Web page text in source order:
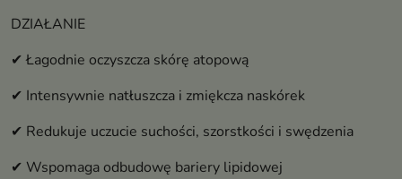
DZIAŁANIE
✔ Łagodnie oczyszcza skórę atopową
✔ Intensywnie natłuszcza i zmiękcza naskórek
✔ Redukuje uczucie suchości, szorstkości i swędzenia
✔ Wspomaga odbudowę bariery lipidowej